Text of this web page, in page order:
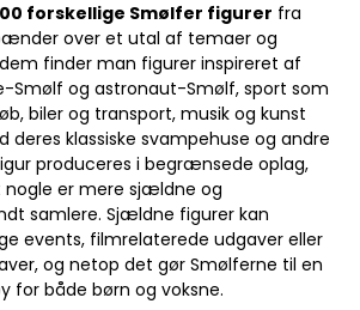
forskellige Smølfer figurer fra
over et utal af temaer og
finder man figurer inspireret af
Smølf og astronaut-Smølf, sport som
biler og transport, musik og kunst
deres klassiske svampehuse og andre
produceres i begrænsede oplag,
nogle er mere sjældne og
samlere. Sjældne figurer kan
events, filmrelaterede udgaver eller
og netop det gør Smølferne til en
for både børn og voksne.